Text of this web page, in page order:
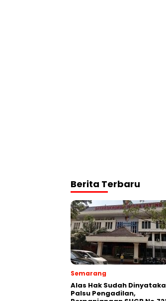
Berita Terbaru
Semarang
Alas Hak Sudah
Palsu Pengadilan,